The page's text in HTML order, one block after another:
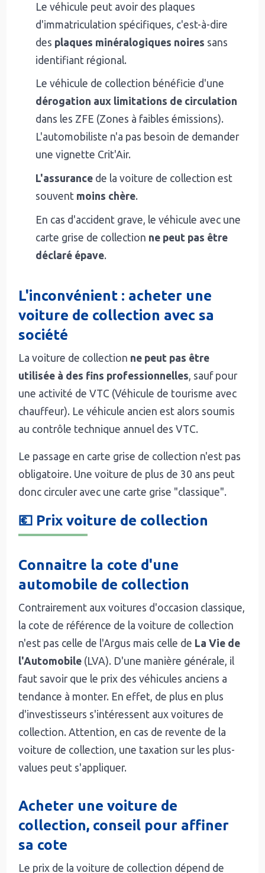
Le véhicule peut avoir des plaques
d'immatriculation spécifiques, c'est-à-dire
des plaques minéralogiques noires sans
identifiant régional.
Le véhicule de collection bénéficie d'une
dérogation aux limitations de circulation
dans les ZFE (Zones à faibles émissions).
L'automobiliste n'a pas besoin de demander
une vignette Crit'Air.
L'assurance de la voiture de collection est
souvent moins chère.
En cas d'accident grave, le véhicule avec une
carte grise de collection ne peut pas être
déclaré épave.
L'inconvénient : acheter une
voiture de collection avec sa
société
La voiture de collection ne peut pas être
utilisée à des fins professionnelles, sauf pour
une activité de VTC (Véhicule de tourisme avec
chauffeur). Le véhicule ancien est alors soumis
au contrôle technique annuel des VTC.
Le passage en carte grise de collection n'est pas
obligatoire. Une voiture de plus de 30 ans peut
donc circuler avec une carte grise "classique".
💶 Prix voiture de collection
Connaitre la cote d'une
automobile de collection
Contrairement aux voitures d'occasion classique,
la cote de référence de la voiture de collection
n'est pas celle de l'Argus mais celle de La Vie de
l'Automobile (LVA). D'une manière générale, il
faut savoir que le prix des véhicules anciens a
tendance à monter. En effet, de plus en plus
d'investisseurs s'intéressent aux voitures de
collection. Attention, en cas de revente de la
voiture de collection, une taxation sur les plus-
values peut s'appliquer.
Acheter une voiture de
collection, conseil pour affiner
sa cote
Le prix de la voiture de collection dépend de